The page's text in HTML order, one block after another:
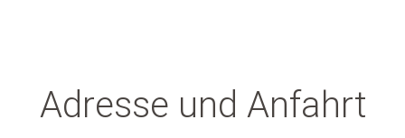
Adresse und Anfahrt